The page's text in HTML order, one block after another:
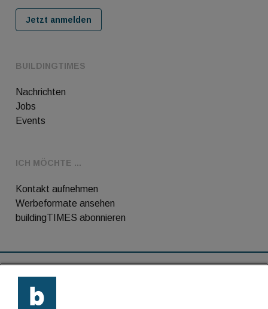
BUILDINGTIMES
Nachrichten
Jobs
Events
ICH MÖCHTE ...
Kontakt aufnehmen
Werbeformate ansehen
buildingTIMES abonnieren
Jetzt anmelden
Kontakt